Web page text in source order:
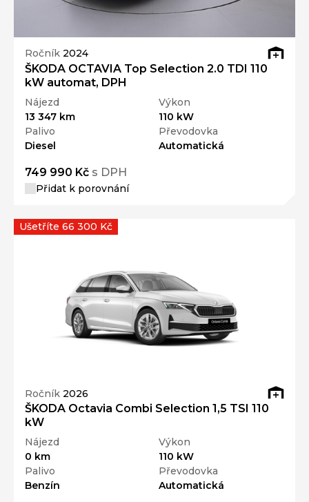
Ročník 2024
ŠKODA OCTAVIA Top Selection 2.0 TDI 110
kW automat, DPH
Nájezd
13 347 km
Výkon
110 kW
Palivo
Diesel
Převodovka
Automatická
749 990 Kč s DPH
Přidat k porovnání
Ročník 2026
ŠKODA Octavia Combi Selection 1,5 TSI 110
kW
Nájezd
0 km
Výkon
110 kW
Palivo
Benzín
Převodovka
Automatická
Ušetříte 66 300 Kč